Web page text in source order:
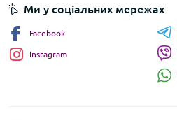
Ми у соціальних мережах
Facebook
Instagram